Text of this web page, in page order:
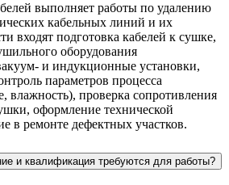
выполняет работы по удалению
кабельных линий и их
входят подготовка кабелей к сушке,
оборудования
и индукционные установки,
параметров процесса
влажность), проверка сопротивления
оформление технической
в ремонте дефектных участков.
и квалификация требуются для работы?